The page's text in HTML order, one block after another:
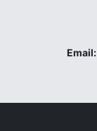
Email: